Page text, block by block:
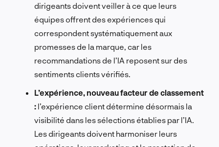
dirigeants doivent veiller à ce que leurs
équipes offrent des expériences qui
correspondent systématiquement aux
promesses de la marque, car les
recommandations de l’IA reposent sur des
sentiments clients vérifiés.
L’expérience, nouveau facteur de classement
: l’expérience client détermine désormais la
visibilité dans les sélections établies par l’IA.
Les dirigeants doivent harmoniser leurs